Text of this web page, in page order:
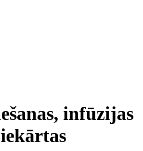
infūzijas